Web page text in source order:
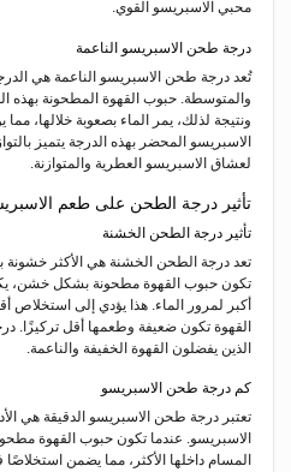
محبي الاسبريسو القوي.
درجة طحن الاسبريسو الناعمة
تُعد درجة طحن الاسبريسو الناعمة هي
والمتوسطة. حبوب القهوة المطحونة بهذه
ونتيجة لذلك، يمر الماء بصعوبة خلالها،
الاسبريسو المحضر بهذه الدرجة يتميز
لعشاق الاسبريسو العطرية والمتوازنة.
تأثير درجة الطحن على طعم
تأثير درجة الطحن الخشنة
تعد درجة الطحن الخشنة هي الأكثر
تكون حبوب القهوة مطحونة بشكل خشن،
أكبر لمرور الماء. هذا يؤدي إلى استخلاص
القهوة تكون ضعيفة وطعمها أقل تركيزًا.
الذين يفضلون القهوة الخفيفة والناعمة.
كم درجة طحن الاسبريسو
تعتبر درجة طحن الاسبريسو الدقيقة هي
الاسبريسو. عندما تكون حبوب القهوة
المسام داخلها الأكثر، مما يضمن استخلاصًا